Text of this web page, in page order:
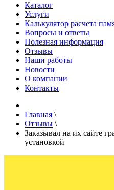
Каталог
Услуги
Калькулятор расчета
Вопросы и ответы
Полезная информация
Отзывы
Наши работы
Новости
О компании
Контакты
Главная \
Отзывы \
Заказывал на их сайте
установкой